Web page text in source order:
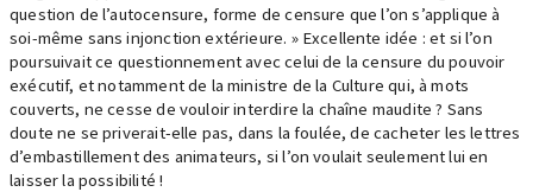
question de l’autocensure, forme de censure que l’on s’applique à
soi-même sans injonction extérieure. » Excellente idée : et si l’on
poursuivait ce questionnement avec celui de la censure du pouvoir
exécutif, et notamment de la ministre de la Culture qui, à mots
couverts, ne cesse de vouloir interdire la chaîne maudite ? Sans
doute ne se priverait-elle pas, dans la foulée, de cacheter les lettres
d’embastillement des animateurs, si l’on voulait seulement lui en
laisser la possibilité !